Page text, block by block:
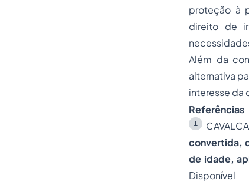
proteção à
direito de
Além da
alternativa
interesse da
Referências
1
convertida,
de idade,